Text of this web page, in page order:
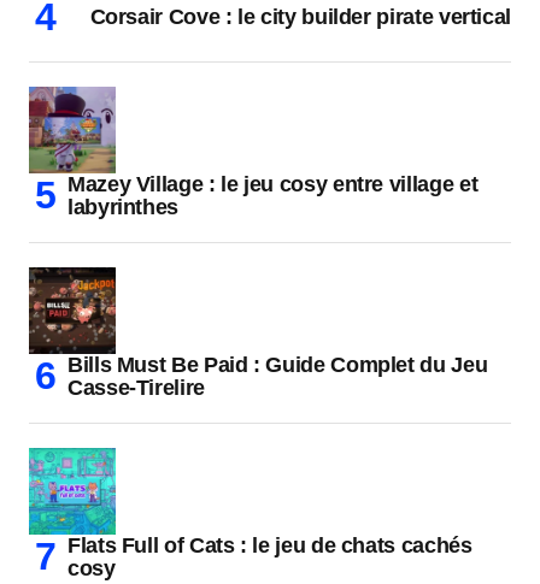
Corsair Cove : le city builder pirate vertical
Mazey Village : le jeu cosy entre village et
labyrinthes
Bills Must Be Paid : Guide Complet du Jeu
Casse-Tirelire
Flats Full of Cats : le jeu de chats cachés
cosy